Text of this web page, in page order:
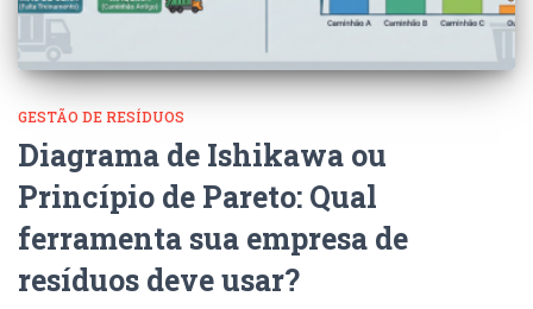
GESTÃO DE RESÍDUOS
Diagrama de Ishikawa ou
Princípio de Pareto: Qual
ferramenta sua empresa de
resíduos deve usar?